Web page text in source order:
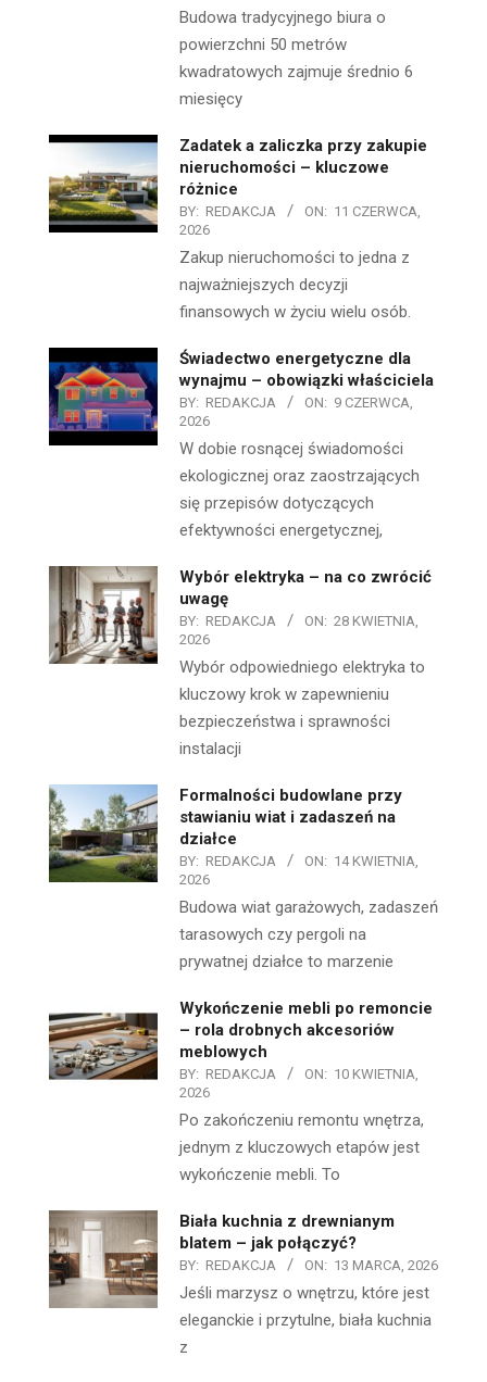
Budowa tradycyjnego biura o
powierzchni 50 metrów
kwadratowych zajmuje średnio 6
miesięcy
Zadatek a zaliczka przy zakupie
nieruchomości – kluczowe
różnice
BY: REDAKCJA ON: 11 CZERWCA,
2026
Zakup nieruchomości to jedna z
najważniejszych decyzji
finansowych w życiu wielu osób.
Świadectwo energetyczne dla
wynajmu – obowiązki właściciela
BY: REDAKCJA ON: 9 CZERWCA,
2026
W dobie rosnącej świadomości
ekologicznej oraz zaostrzających
się przepisów dotyczących
efektywności energetycznej,
Wybór elektryka – na co zwrócić
uwagę
BY: REDAKCJA ON: 28 KWIETNIA,
2026
Wybór odpowiedniego elektryka to
kluczowy krok w zapewnieniu
bezpieczeństwa i sprawności
instalacji
Formalności budowlane przy
stawianiu wiat i zadaszeń na
działce
BY: REDAKCJA ON: 14 KWIETNIA,
2026
Budowa wiat garażowych, zadaszeń
tarasowych czy pergoli na
prywatnej działce to marzenie
Wykończenie mebli po remoncie
– rola drobnych akcesoriów
meblowych
BY: REDAKCJA ON: 10 KWIETNIA,
2026
Po zakończeniu remontu wnętrza,
jednym z kluczowych etapów jest
wykończenie mebli. To
Biała kuchnia z drewnianym
blatem – jak połączyć?
BY: REDAKCJA ON: 13 MARCA, 2026
Jeśli marzysz o wnętrzu, które jest
eleganckie i przytulne, biała kuchnia
z